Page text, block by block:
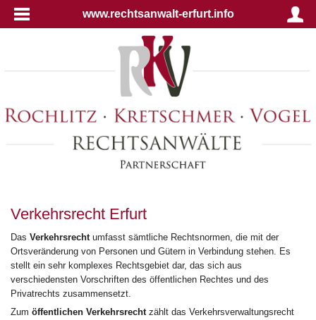
www.rechtsanwalt-erfurt.info
Verkehrsrecht Erfurt
Das Verkehrsrecht umfasst sämtliche Rechtsnormen, die mit der
Ortsveränderung von Personen und Gütern in Verbindung stehen. Es
stellt ein sehr komplexes Rechtsgebiet dar, das sich aus
verschiedensten Vorschriften des öffentlichen Rechtes und des
Privatrechts zusammensetzt.
Zum öffentlichen Verkehrsrechtzählt das Verkehrsverwaltungsrecht